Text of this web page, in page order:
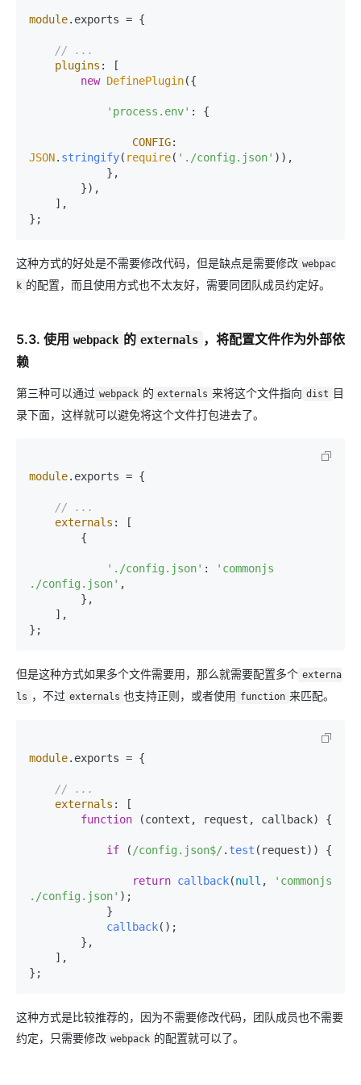
module. exports = {
// ...
plugins : [
new DefinePlugin({
'process.env' : {
CONFIG
JSON. stringify( require( './config.json' )),
这种方式的好处是不需要修改代码，但是缺点是需要修改 webpac
k 的配置，而且使用方式也不太友好，需要同团队成员约定好。
5.3. 使用 webpack 的 externals ，将配置文件作为外部依
赖
第三种可以通过 webpack 的 externals 来将这个文件指向 dist 目
录下面，这样就可以避免将这个文件打包进去了。
module. exports = {
// ...
externals : [
'./config.json' :
'commonjs
./config.json' ,
但是这种方式如果多个文件需要用，那么就需要配置多个 externa
ls ，不过 externals 也支持正则，或者使用 function 来匹配。
module. exports = {
// ...
externals : [
function (context, request, callback) {
if ( /config.json$/. test (request)) {
return callback(null ,
'commonjs
./config.json' );
callback();
这种方式是比较推荐的，因为不需要修改代码，团队成员也不需要
约定，只需要修改 webpack 的配置就可以了。